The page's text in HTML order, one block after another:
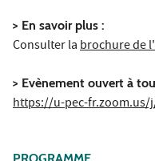
> En savoir plus :
Consulter labrochure de
> Evènement ouvert à
https://u-pec-fr.zoom.us/